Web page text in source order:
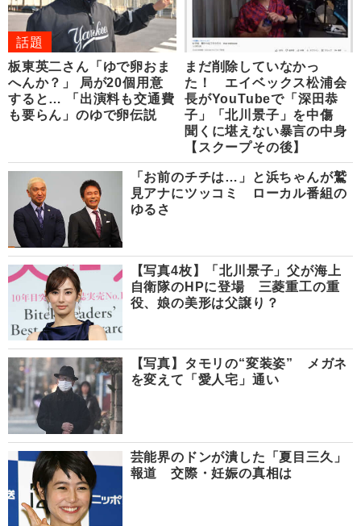
話題
板東英二さん「ゆで卵おま
へんか？」 局が20個用意
すると… 「出演料も交通費
も要らん」のゆで卵伝説
まだ削除していなかっ
た！ エイベックス松浦会
長がYouTubeで「深田恭
子」「北川景子」を中傷
聞くに堪えない暴言の中身
【スクープその後】
「お前のチチは…」と浜ちゃんが鷲
見アナにツッコミ ローカル番組の
ゆるさ
【写真4枚】「北川景子」父が海上
自衛隊のHPに登場 三菱重工の重
役、娘の美形は父譲り？
【写真】タモリの“変装姿” メガネ
を変えて「愛人宅」通い
芸能界のドンが潰した「夏目三久」
報道 交際・妊娠の真相は